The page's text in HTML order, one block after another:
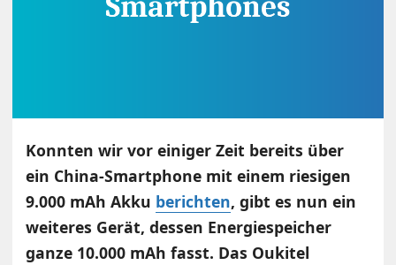
Konnten wir vor einiger Zeit bereits über
ein China-Smartphone mit einem riesigen
9.000 mAh Akku berichten, gibt es nun ein
weiteres Gerät, dessen Energiespeicher
ganze 10.000 mAh fasst. Das Oukitel